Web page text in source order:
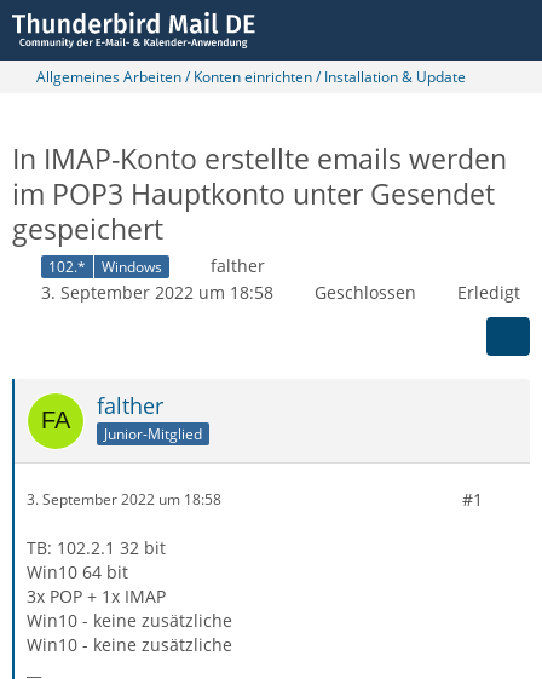
Allgemeines Arbeiten / Konten einrichten / Installation & Update
In IMAP-Konto erstellte emails werden
im POP3 Hauptkonto unter Gesendet
gespeichert
102.* Windows
falther
3. September 2022 um 18:58
Geschlossen Erledigt
falther
Junior-Mitglied
3. September 2022 um 18:58 #1
TB: 102.2.1 32 bit
Win10 64 bit
3x POP + 1x IMAP
Win10 - keine zusätzliche
Win10 - keine zusätzliche